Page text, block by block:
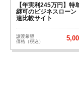
【年実利245万円】特
継可のビジネスローン
達比較サイト
譲渡希望
価格（税込）